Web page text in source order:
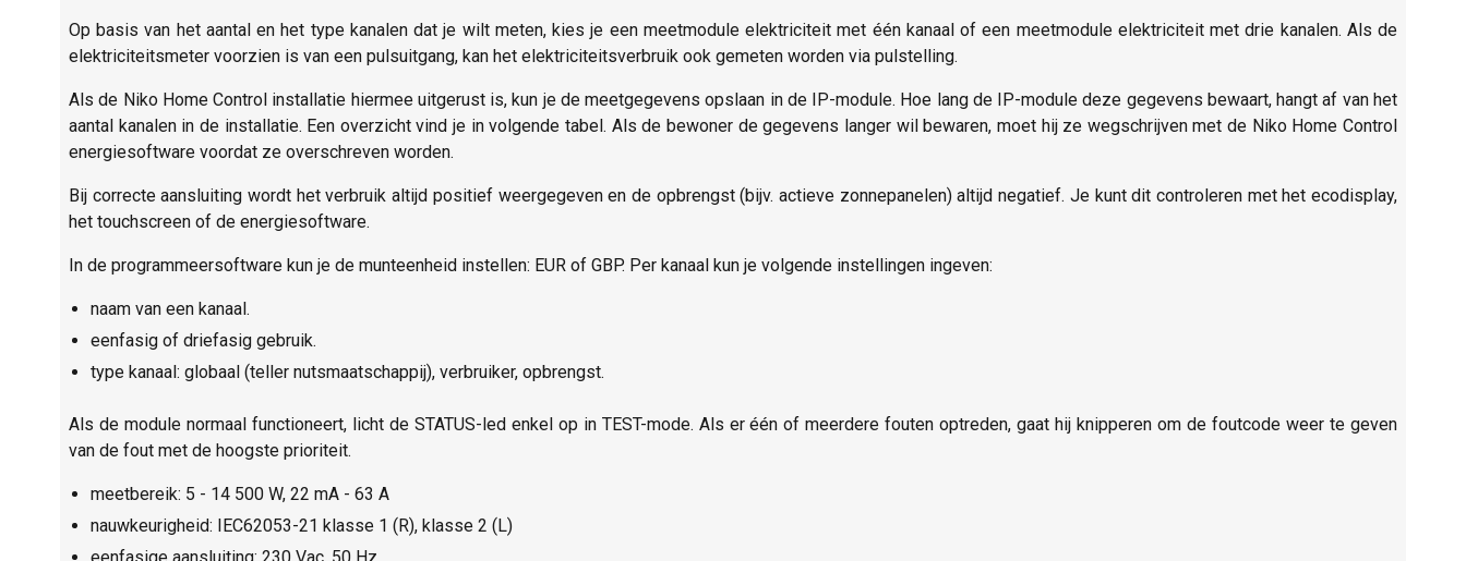
Op basis van het aantal en het type kanalen dat je wilt meten, kies je een meetmodule elektriciteit met één kanaal of een meetmodule elektriciteit met drie kanalen. Als de
elektriciteitsmeter voorzien is van een pulsuitgang, kan het elektriciteitsverbruik ook gemeten worden via pulstelling.
Als de Niko Home Control installatie hiermee uitgerust is, kun je de meetgegevens opslaan in de IP-module. Hoe lang de IP-module deze gegevens bewaart, hangt af van het
aantal kanalen in de installatie. Een overzicht vind je in volgende tabel. Als de bewoner de gegevens langer wil bewaren, moet hij ze wegschrijven met de Niko Home Control
energiesoftware voordat ze overschreven worden.
Bij correcte aansluiting wordt het verbruik altijd positief weergegeven en de opbrengst (bijv. actieve zonnepanelen) altijd negatief. Je kunt dit controleren met het ecodisplay,
het touchscreen of de energiesoftware.
In de programmeersoftware kun je de munteenheid instellen: EUR of GBP. Per kanaal kun je volgende instellingen ingeven:
naam van een kanaal.
eenfasig of driefasig gebruik.
type kanaal: globaal (teller nutsmaatschappij), verbruiker, opbrengst.
Als de module normaal functioneert, licht de STATUS-led enkel op in TEST-mode. Als er één of meerdere fouten optreden, gaat hij knipperen om de foutcode weer te geven
van de fout met de hoogste prioriteit.
meetbereik: 5 - 14 500 W, 22 mA - 63 A
nauwkeurigheid: IEC62053-21 klasse 1 (R), klasse 2 (L)